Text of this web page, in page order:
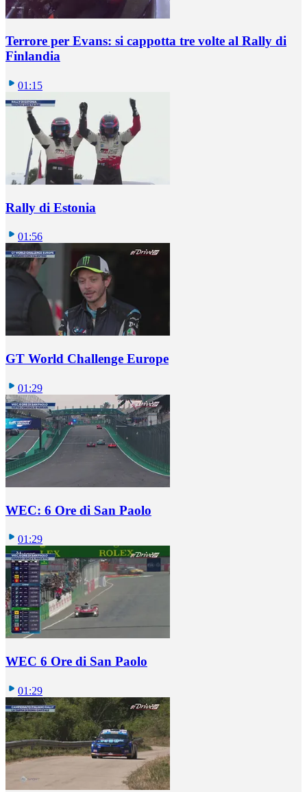
Terrore per Evans: si cappotta tre volte al Rally di
Finlandia
01:15
Rally di Estonia
01:56
GT World Challenge Europe
01:29
WEC: 6 Ore di San Paolo
01:29
WEC 6 Ore di San Paolo
01:29